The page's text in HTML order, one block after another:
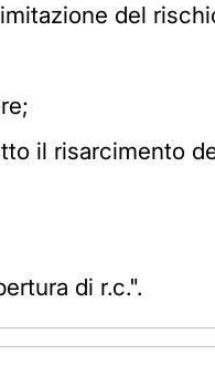
del
il risarcimento
di r.c.".